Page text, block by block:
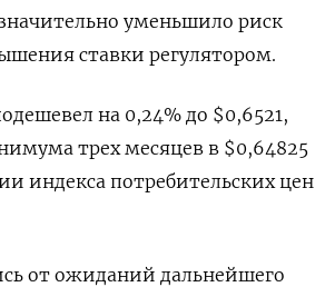
уменьшило риск
ставки регулятором.
на 0,24% до $0,6521,
трех месяцев в $0,64825
индекса потребительских цен
от ожиданий дальнейшего